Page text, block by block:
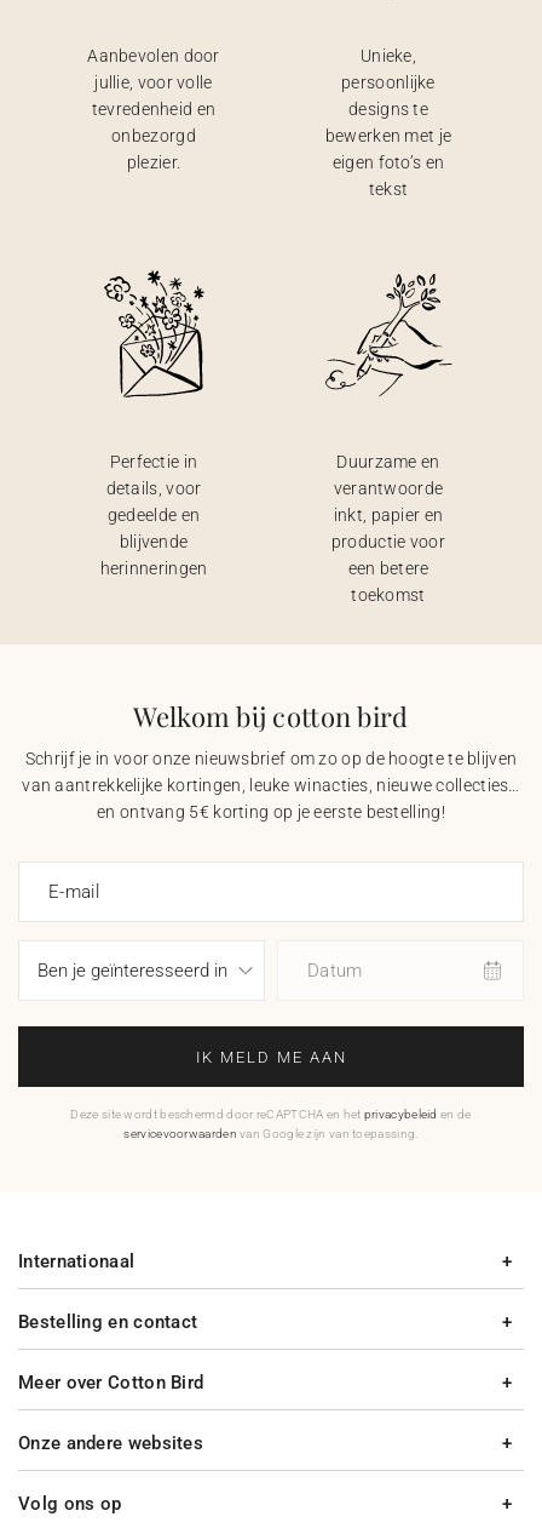
Aanbevolen door
jullie, voor volle
tevredenheid en
onbezorgd
plezier.
Unieke,
persoonlijke
designs te
bewerken met je
eigen foto’s en
tekst
Perfectie in
details, voor
gedeelde en
blijvende
herinneringen
Duurzame en
verantwoorde
inkt, papier en
productie voor
een betere
toekomst
Welkom bij cotton bird
Schrijf je in voor onze nieuwsbrief om zo op de hoogte te blijven
van aantrekkelijke kortingen, leuke winacties, nieuwe collecties…
en ontvang 5€ korting op je eerste bestelling!
E-mail
Datum
IK MELD ME AAN
Deze site wordt beschermd door reCAPTCHA en het privacybeleid en de
servicevoorwaarden van Google zijn van toepassing.
Bestelling en contact
Meer over Cotton Bird
Internationaal
Onze andere websites
Volg ons op